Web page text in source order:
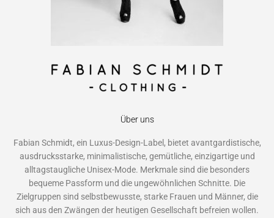
Über uns
Fabian Schmidt, ein Luxus-Design-Label, bietet avantgardistische,
ausdrucksstarke, minimalistische, gemütliche, einzigartige und
alltagstaugliche Unisex-Mode. Merkmale sind die besonders
bequeme Passform und die ungewöhnlichen Schnitte. Die
Zielgruppen sind selbstbewusste, starke Frauen und Männer, die
sich aus den Zwängen der heutigen Gesellschaft befreien wollen.